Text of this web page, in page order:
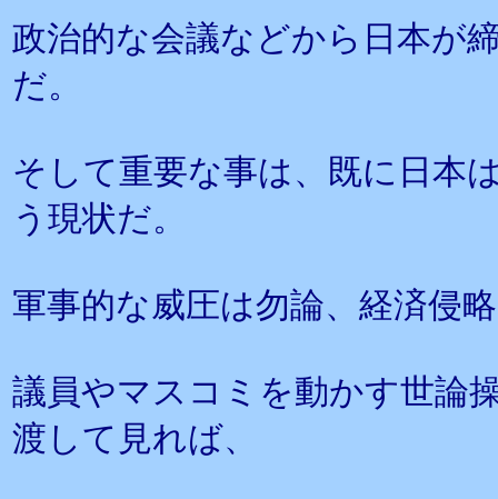
政治的な会議などから日本が
だ。
そして重要な事は、既に日本
う現状だ。
軍事的な威圧は勿論、経済侵
議員やマスコミを動かす世論
渡して見れば、